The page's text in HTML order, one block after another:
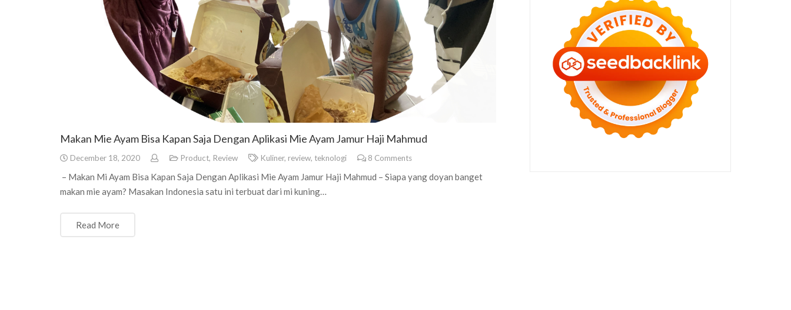
Makan Mie Ayam Bisa Kapan Saja Dengan Aplikasi Mie Ayam Jamur Haji Mahmud
December 18, 2020 Product, Review Kuliner, review, teknologi 8 Comments
– Makan Mi Ayam Bisa Kapan Saja Dengan Aplikasi Mie Ayam Jamur Haji Mahmud – Siapa yang doyan banget
makan mie ayam? Masakan Indonesia satu ini terbuat dari mi kuning…
Read More